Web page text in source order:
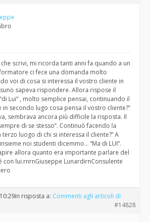
scrivi, mi ricorda tanti anni fa quando a un
ci fece una domanda molto
voi di cosa si interessa il vostro cliente in
sapeva rispondere. Allora rispose il
Lui” , molto semplice pensai, continuando il
in secondo lugo cosa pensa il vostro cliente?”
sembrava ancora più difficile la risposta. Il
di se stesso”. Continuò facendo la
luogo di chi si interessa il cliente?” A
noi studenti dicemmo… “Ma di LUI”.
allora quanto era importante parlare del
con lui.rnrnGiuseppe LunardirnConsulente
in risposta a: Commenti agli articoli di
#14828